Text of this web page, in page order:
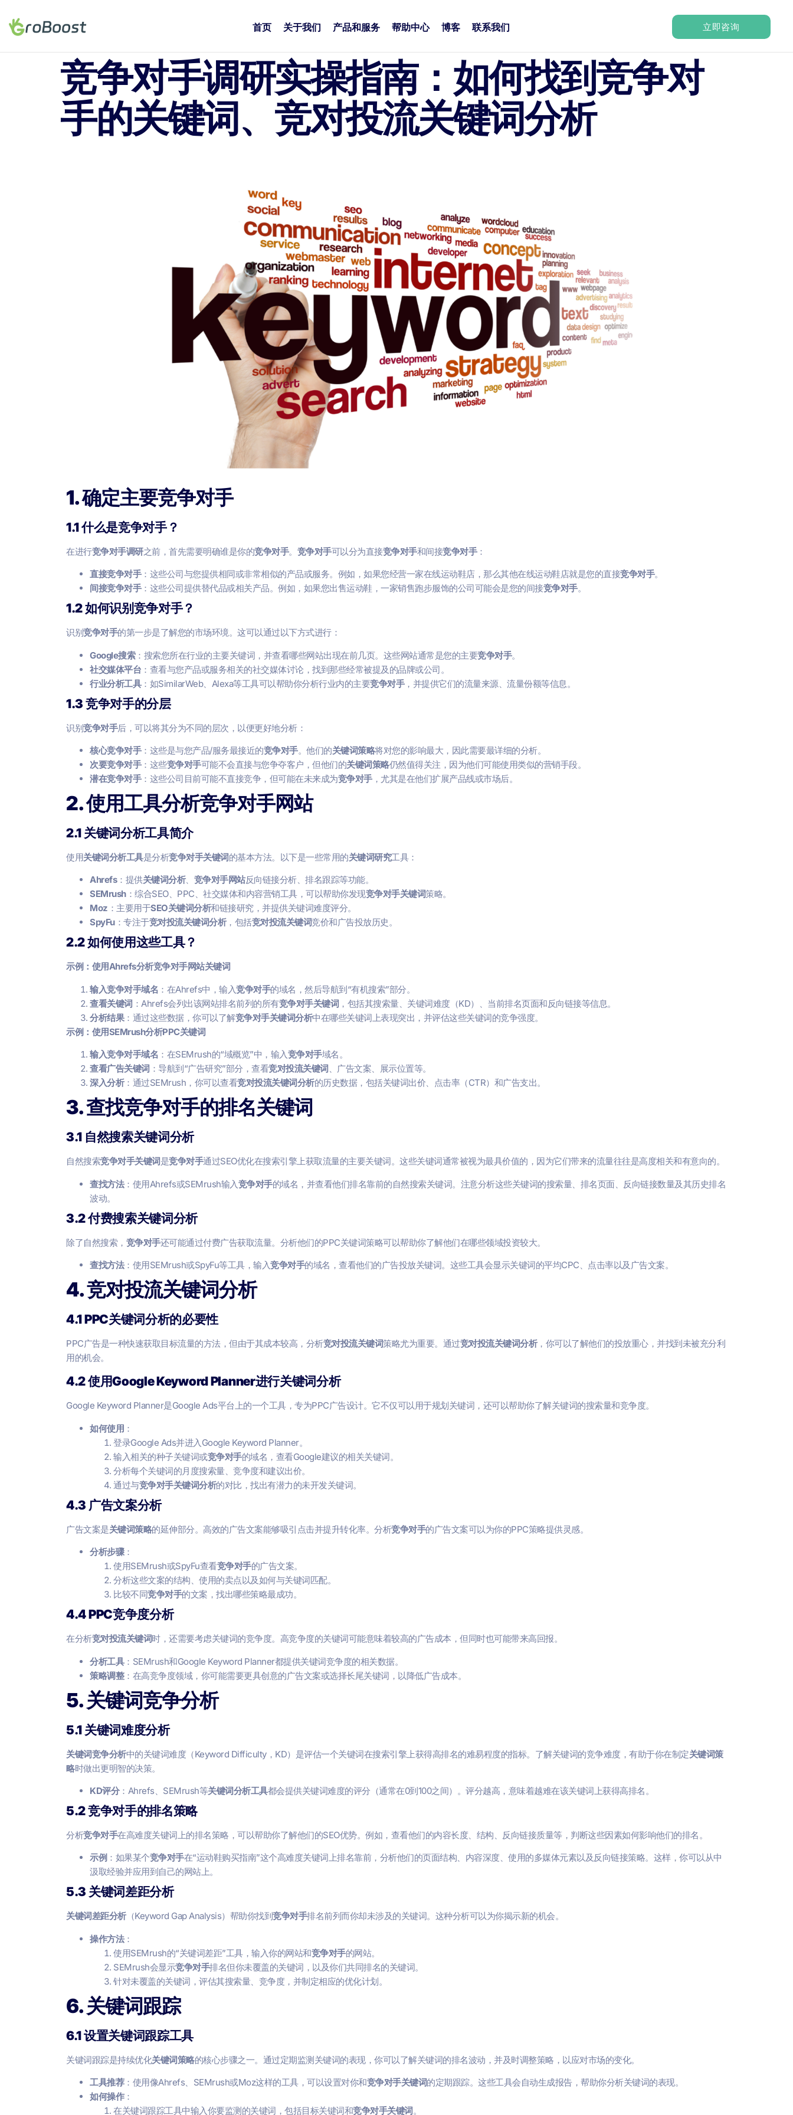
首页 关于我们 产品和服务 帮助中心 博客 联系我们 立即咨询
竞争对手调研实操指南：如何找到竞争对
手的关键词、竞对投流关键词分析
1. 确定主要竞争对手
1.1 什么是竞争对手？
在进行竞争对手调研之前，首先需要明确谁是你的竞争对手。 竞争对手可以分为直接竞争对手和间接竞争对手：
直接竞争对手：这些公司与您提供相同或非常相似的产品或服务。例如，如果您经营一家在线运动鞋店，那么其他在线运动鞋店就是您的直接竞争对手。
间接竞争对手：这些公司提供替代品或相关产品。例如，如果您出售运动鞋，一家销售跑步服饰的公司可能会是您的间接竞争对手。
1.2 如何识别竞争对手？
识别竞争对手的第一步是了解您的市场环境。这可以通过以下方式进行：
Google搜索：搜索您所在行业的主要关键词，并查看哪些网站出现在前几页。这些网站通常是您的主要竞争对手。
社交媒体平台 ：查看与您产品或服务相关的社交媒体讨论，找到那些经常被提及的品牌或公司。
行业分析工具：如SimilarWeb、Alexa等工具可以帮助你分析行业内的主要竞争对手，并提供它们的流量来源、流量份额等信息。
1.3 竞争对手的分层
识别竞争对手后，可以将其分为不同的层次，以便更好地分析：
核心竞争对手：这些是与您产品/服务最接近的竞争对手。他们的关键词策略将对您的影响最大，因此需要最详细的分析。
次要竞争对手：这些竞争对手可能不会直接与您争夺客户，但他们的关键词策略仍然值得关注，因为他们可能使用类似的营销手段。
潜在竞争对手：这些公司目前可能不直接竞争，但可能在未来成为竞争对手，尤其是在他们扩展产品线或市场后。
2. 使用工具分析竞争对手网站
2.1 关键词分析工具简介
使用关键词分析工具是分析竞争对手关键词的基本方法。以下是一些常用的关键词研究工具：
Ahrefs：提供关键词分析、 竞争对手网站反向链接分析、排名跟踪等功能。
SEMrush：综合SEO、PPC、社交媒体和内容营销工具，可以帮助你发现竞争对手关键词策略。
Moz ：主要用于SEO关键词分析和链接研究，并提供关键词难度评分。
SpyFu：专注于竞对投流关键词分析，包括竞对投流关键词竞价和广告投放历史。
2.2 如何使用这些工具？
示例：使用Ahrefs分析竞争对手网站关键词
输入竞争对手域名 ：在Ahrefs中，输入竞争对手的域名，然后导航到“有机搜索”部分。
查看关键词 ：Ahrefs会列出该网站排名前列的所有竞争对手关键词 ，包括其搜索量、关键词难度（KD）、当前排名页面和反向链接等信息。
分析结果：通过这些数据，你可以了解竞争对手关键词分析中在哪些关键词上表现突出，并评估这些关键词的竞争强度。
示例：使用SEMrush分析PPC关键词
输入竞争对手域名 ：在SEMrush的“域概览”中，输入竞争对手域名。
查看广告关键词 ：导航到“广告研究”部分，查看竞对投流关键词 、广告文案、展示位置等。
深入分析：通过SEMrush，你可以查看竞对投流关键词分析的历史数据，包括关键词出价、点击率（CTR）和广告支出。
3. 查找竞争对手的排名关键词
3.1 自然搜索关键词分析
自然搜索竞争对手关键词是竞争对手通过SEO优化在搜索引擎上获取流量的主要关键词。这些关键词通常被视为最具价值的，因为它们带来的流量往往是高度相关和有意向的。
查找方法：使用Ahrefs或SEMrush输入竞争对手的域名，并查看他们排名靠前的自然搜索关键词。注意分析这些关键词的搜索量、排名页面、反向链接数量及其历史排名
波动。
3.2 付费搜索关键词分析
除了自然搜索， 竞争对手还可能通过付费广告获取流量。分析他们的PPC关键词策略可以帮助你了解他们在哪些领域投资较大。
查找方法：使用SEMrush或SpyFu等工具，输入竞争对手的域名，查看他们的广告投放关键词。这些工具会显示关键词的平均CPC、点击率以及广告文案。
4. 竞对投流关键词分析
4.1 PPC关键词分析的必要性
PPC广告是一种快速获取目标流量的方法，但由于其成本较高，分析竞对投流关键词策略尤为重要。通过竞对投流关键词分析，你可以了解他们的投放重心，并找到未被充分利
用的机会。
4.2 使用Google Keyword Planner进行关键词分析
Google Keyword Planner是Google Ads平台上的一个工具，专为PPC广告设计。它不仅可以用于规划关键词，还可以帮助你了解关键词的搜索量和竞争度。
如何使用 ：
登录Google Ads并进入Google Keyword Planner。
输入相关的种子关键词或竞争对手的域名，查看Google建议的相关关键词。
分析每个关键词的月度搜索量、竞争度和建议出价。
通过与竞争对手关键词分析的对比，找出有潜力的未开发关键词。
4.3 广告文案分析
广告文案是关键词策略的延伸部分。高效的广告文案能够吸引点击并提升转化率。分析竞争对手的广告文案可以为你的PPC策略提供灵感。
分析步骤：
使用SEMrush或SpyFu查看竞争对手的广告文案。
分析这些文案的结构、使用的卖点以及如何与关键词匹配。
比较不同竞争对手的文案，找出哪些策略最成功。
4.4 PPC竞争度分析
在分析竞对投流关键词时，还需要考虑关键词的竞争度。高竞争度的关键词可能意味着较高的广告成本，但同时也可能带来高回报。
分析工具：SEMrush和Google Keyword Planner都提供关键词竞争度的相关数据。
策略调整：在高竞争度领域，你可能需要更具创意的广告文案或选择长尾关键词，以降低广告成本。
5. 关键词竞争分析
5.1 关键词难度分析
关键词竞争分析中的关键词难度（Keyword Difficulty，KD）是评估一个关键词在搜索引擎上获得高排名的难易程度的指标。了解关键词的竞争难度，有助于你在制定关键词策
略时做出更明智的决策。
KD评分：Ahrefs、SEMrush等关键词分析工具都会提供关键词难度的评分（通常在0到100之间）。评分越高，意味着越难在该关键词上获得高排名。
5.2 竞争对手的排名策略
分析竞争对手在高难度关键词上的排名策略，可以帮助你了解他们的SEO优势。例如，查看他们的内容长度、结构、反向链接质量等，判断这些因素如何影响他们的排名。
示例 ：如果某个竞争对手在“运动鞋购买指南”这个高难度关键词上排名靠前，分析他们的页面结构、内容深度、使用的多媒体元素以及反向链接策略。这样，你可以从中
汲取经验并应用到自己的网站上。
5.3 关键词差距分析
关键词差距分析（Keyword Gap Analysis）帮助你找到竞争对手排名前列而你却未涉及的关键词。这种分析可以为你揭示新的机会。
操作方法：
使用SEMrush的“关键词差距”工具，输入你的网站和竞争对手的网站。
SEMrush会显示竞争对手排名但你未覆盖的关键词，以及你们共同排名的关键词。
针对未覆盖的关键词，评估其搜索量、竞争度，并制定相应的优化计划。
6. 关键词跟踪
6.1 设置关键词跟踪工具
关键词跟踪是持续优化关键词策略的核心步骤之一。通过定期监测关键词的表现，你可以了解关键词的排名波动，并及时调整策略，以应对市场的变化。
工具推荐：使用像Ahrefs、SEMrush或Moz这样的工具，可以设置对你和竞争对手关键词的定期跟踪。这些工具会自动生成报告，帮助你分析关键词的表现。
如何操作：
在关键词跟踪工具中输入你要监测的关键词，包括目标关键词和竞争对手关键词。